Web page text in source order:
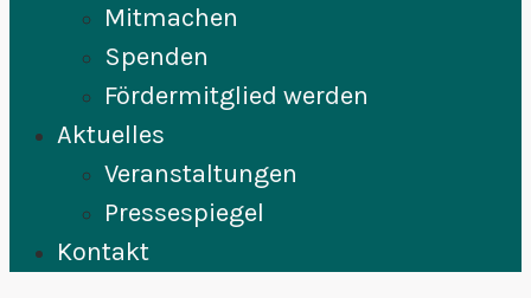
Mitmachen
Spenden
Fördermitglied werden
Aktuelles
Veranstaltungen
Pressespiegel
Kontakt